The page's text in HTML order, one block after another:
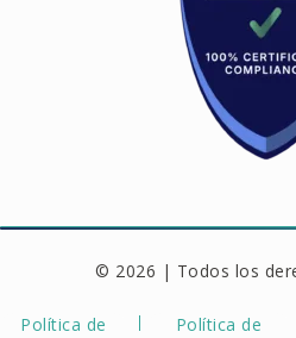
© 2026 | Todos los
Política de
Política de